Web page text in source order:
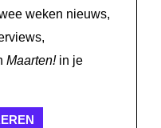
weken nieuws,
Maarten!in je